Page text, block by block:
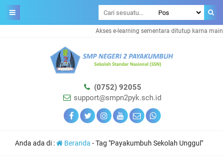
Akses e-learning sementara ditutup karna
(0752) 92055
support@smpn2pyk.sch.id
Anda ada di : Beranda -Tag "Payakumbuh Sekolah Unggul"